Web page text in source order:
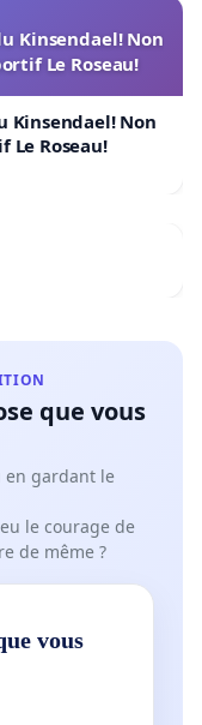
Kinsendael! Non
Le Roseau!
Kinsendael! Non
Roseau!
que vous
en gardant le
le courage de
de même ?
vous